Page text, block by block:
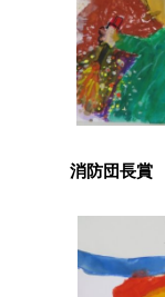
消防団長